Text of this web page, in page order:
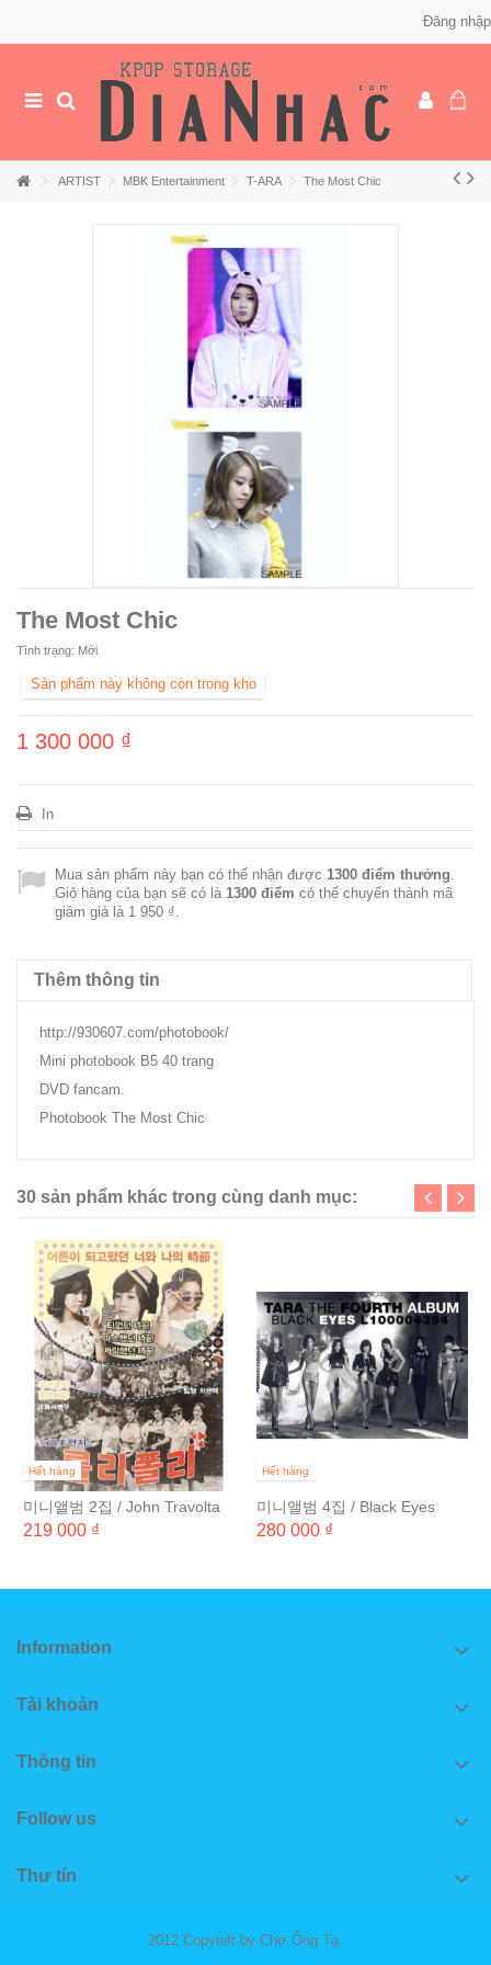
Đăng nhập
ARTIST MBK Entertainment T-ARA The Most Chic
The Most Chic
Tình trạng: Mới
Sản phẩm này không còn trong kho
1 300 000 ₫
In
Mua sản phẩm này bạn có thể nhận được 1300 điểm thưởng
Giỏ hàng của bạn sẽ có là 1300 điểm có thể chuyển thành mã
giảm giá là 1 950 ₫
Thêm thông tin
http://930607.com/photobook/
Mini photobook B5 40 trang
DVD fancam.
Photobook The Most Chic
30 sản phẩm khác trong cùng danh mục:
Hết hàng
미니앨범 2집 / John Travolta
Wanna Be
219 000 ₫
Hết hàng
미니앨범 4집 / Black Eyes
280 000 ₫
Information
Tài khoản
Thông tin
Follow us
Thư tín
2012 Copyleft by Chợ Ông Tạ.